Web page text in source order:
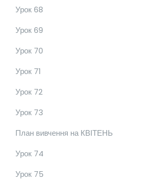
Урок 68
Урок 69
Урок 70
Урок 71
Урок 72
Урок 73
План вивчення на КВІТЕНЬ
Урок 74
Урок 75